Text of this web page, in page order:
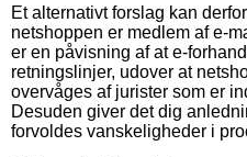
Et alternativt forslag kan
netshoppen er medlem af e-
er en påvisning af at e-
retningslinjer, udover at
overvåges af jurister som er
Desuden giver det dig
forvoldes vanskeligheder i